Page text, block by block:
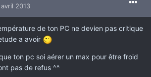
2013
de ton PC ne devien pas critique
a avoir
ton pc soi aérer un max pour être froid
pas de refus ^^